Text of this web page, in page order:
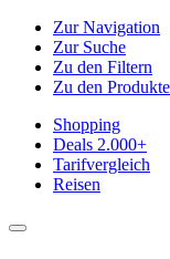
Zur Navigation
Zur Suche
Zu den Filtern
Zu den
Shopping
Deals 2.000+
Tarifvergleich
Reisen